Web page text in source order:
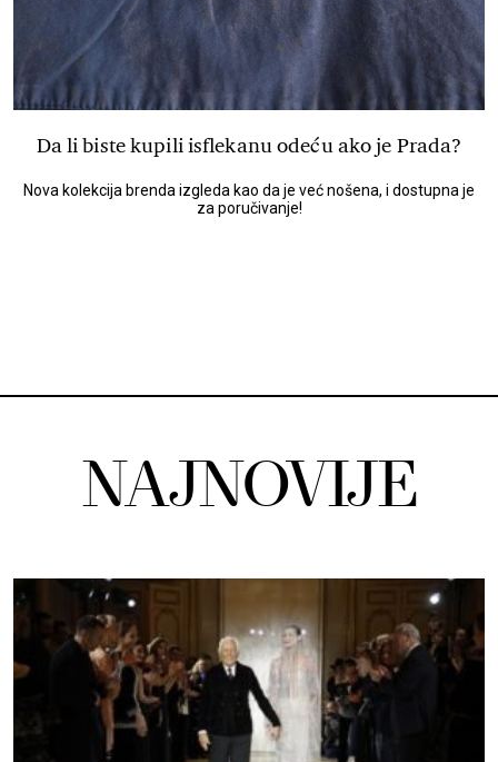
Da li biste kupili isflekanu odeću ako je Prada?
Nova kolekcija brenda izgleda kao da je već nošena, i dostupna je
za poručivanje!
NAJNOVIJE